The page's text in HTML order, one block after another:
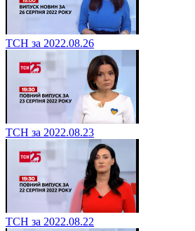
ТСН за 2022.08.26
ТСН за 2022.08.23
ТСН за 2022.08.22